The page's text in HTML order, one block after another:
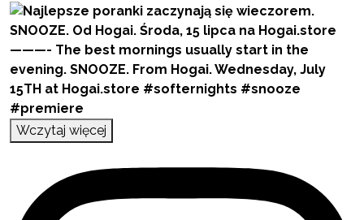
Wczytaj więcej